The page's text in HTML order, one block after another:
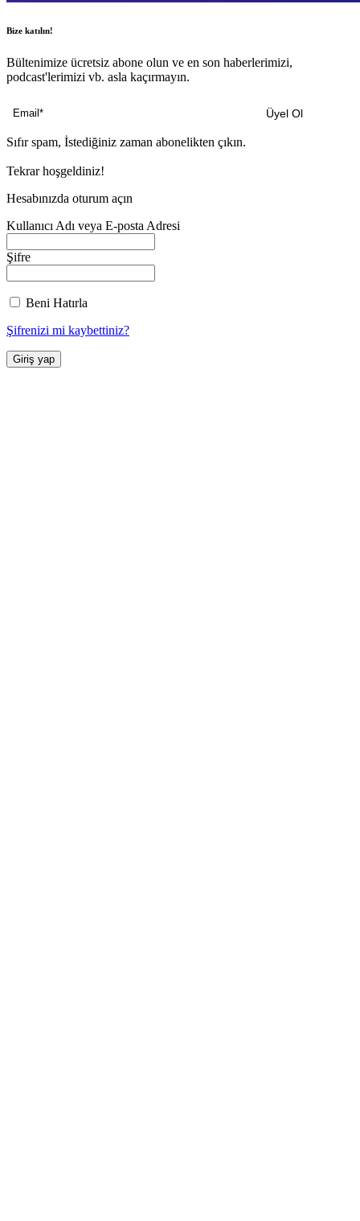
Bize katılın!
Bültenimize ücretsiz abone olun ve en son haberlerimizi,
podcast'lerimizi vb. asla kaçırmayın.
Sıfır spam, İstediğiniz zaman abonelikten çıkın.
Tekrar hoşgeldiniz!
Hesabınızda oturum açın
Kullanıcı Adı veya E-posta Adresi
Şifre
Beni Hatırla
Şifrenizi mi kaybettiniz?